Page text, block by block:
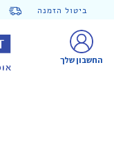
ביטול הזמנה
החשבון שלך